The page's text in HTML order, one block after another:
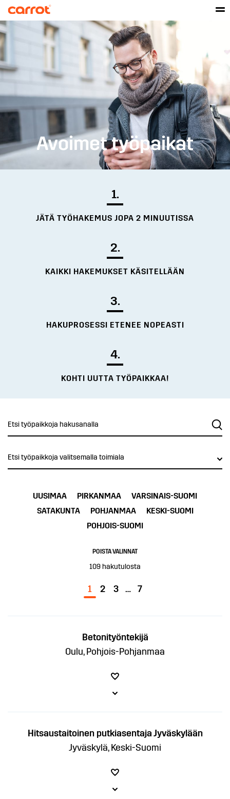
Avoimet työpaikat
1.
JÄTÄ TYÖHAKEMUS JOPA 2 MINUUTISSA
2.
KAIKKI HAKEMUKSET KÄSITELLÄÄN
3.
HAKUPROSESSI ETENEE NOPEASTI
4.
KOHTI UUTTA TYÖPAIKKAA!
Etsi työpaikkoja valitsemalla toimiala
UUSIMAA PIRKANMAA
VARSINAIS-SUOMI
SATAKUNTA
POHJANMAA
KESKI-SUOMI
POHJOIS-SUOMI
POISTA VALINNAT
109hakutulosta
1 2 3 … 7
Betonityöntekijä
Oulu, Pohjois-Pohjanmaa
Hitsaustaitoinen putkiasentaja Jyväskylään
Jyväskylä, Keski-Suomi